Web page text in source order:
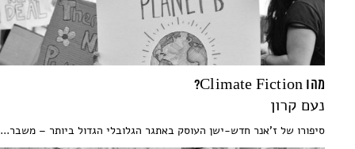
מהו Climate Fiction?
נעם קרון
סיפורו של ז'אנר חדש-ישן העוסק באתגר הגלובלי הגדול ביותר – משבר...